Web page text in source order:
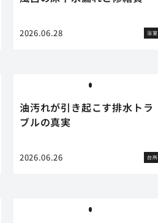
2026.06.28 浴室
油汚れが引き起こす排水トラ
ブルの真実
2026.06.26 台所